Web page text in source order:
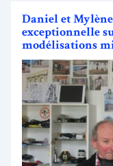
Daniel et
exceptionnelle
modélisations